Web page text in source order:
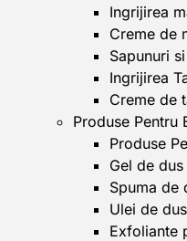
Ingrijirea
Creme de
Sapunuri
Ingrijirea
Creme de
Produse Pentru
Produse
Gel de dus
Spuma de
Ulei de dus
Exfoliante